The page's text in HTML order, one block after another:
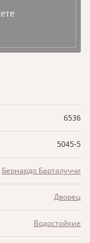
6536
5045-5
Бернардо Барталуччи
Дворец
Водостойкие